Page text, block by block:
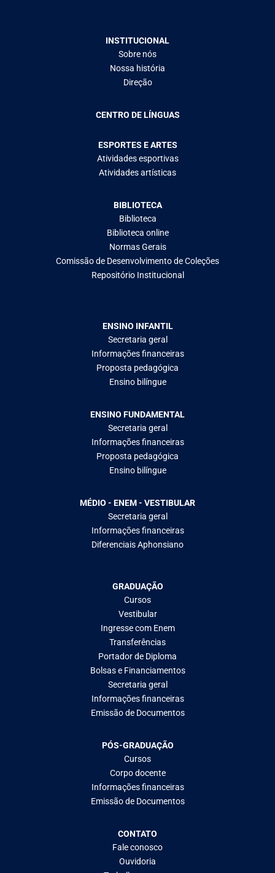
INSTITUCIONAL
Sobre nós
Nossa história
Direção
CENTRO DE LÍNGUAS
ESPORTES E ARTES
Atividades esportivas
Atividades artísticas
BIBLIOTECA
Biblioteca
Biblioteca online
Normas Gerais
Comissão de Desenvolvimento de Coleções
Repositório Institucional
ENSINO INFANTIL
Secretaria geral
Informações financeiras
Proposta pedagógica
Ensino bilíngue
ENSINO FUNDAMENTAL
Secretaria geral
Informações financeiras
Proposta pedagógica
Ensino bilíngue
MÉDIO - ENEM - VESTIBULAR
Secretaria geral
Informações financeiras
Diferenciais Aphonsiano
GRADUAÇÃO
Cursos
Vestibular
Ingresse com Enem
Transferências
Portador de Diploma
Bolsas e Financiamentos
Secretaria geral
Informações financeiras
Emissão de Documentos
PÓS-GRADUAÇÃO
Cursos
Corpo docente
Informações financeiras
Emissão de Documentos
CONTATO
Fale conosco
Ouvidoria